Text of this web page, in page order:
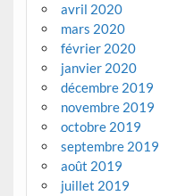
avril 2020
mars 2020
février 2020
janvier 2020
décembre 2019
novembre 2019
octobre 2019
septembre 2019
août 2019
juillet 2019